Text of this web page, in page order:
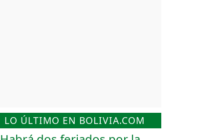
LO ÚLTIMO EN BOLIVIA.COM